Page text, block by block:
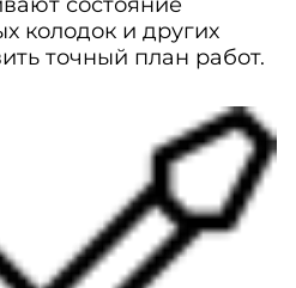
колодок и других
точный план работ.